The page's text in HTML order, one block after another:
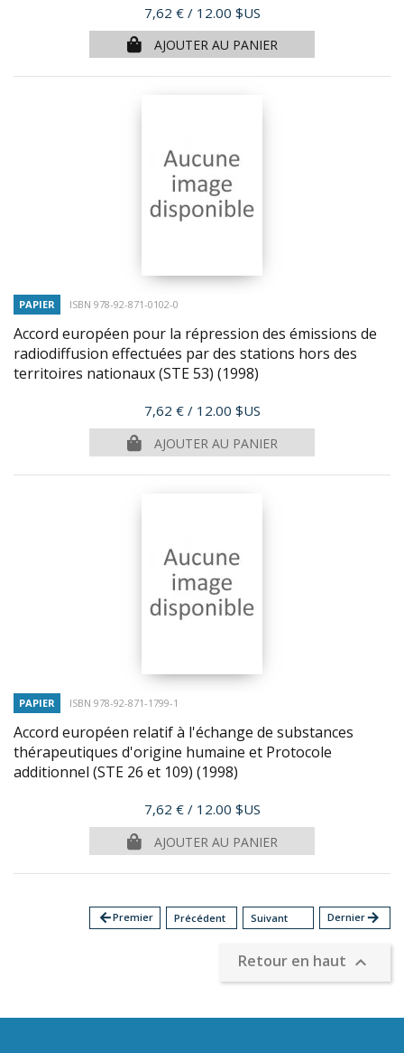
Prix
7,62 € / 12.00 $US
AJOUTER AU PANIER
PAPIER ISBN 978-92-871-0102-0
Accord européen pour la répression des émissions de
radiodiffusion effectuées par des stations hors des
territoires nationaux (STE 53) (1998)
Prix
7,62 € / 12.00 $US
AJOUTER AU PANIER
PAPIER ISBN 978-92-871-1799-1
Accord européen relatif à l'échange de substances
thérapeutiques d'origine humaine et Protocole
additionnel (STE 26 et 109) (1998)
Prix
7,62 € / 12.00 $US
AJOUTER AU PANIER
arrow_backPremier Précédent Suivant Dernierarrow_forward
Retour en haut 